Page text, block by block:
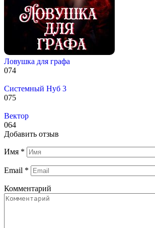
Ловушка для графа
074
Системный Нуб 3
075
Вектор
064
Добавить отзыв
Имя *
Email *
Комментарий